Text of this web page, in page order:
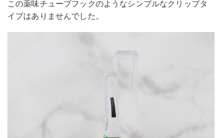
この薬味チューブフックのようなシンプルなクリップタ
イプはありませんでした。